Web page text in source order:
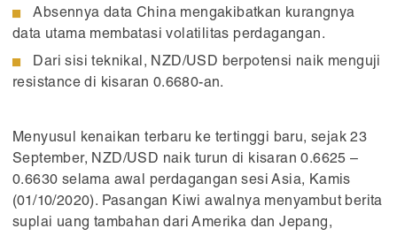
Absennya data China mengakibatkan kurangnya
data utama membatasi volatilitas perdagangan.
Dari sisi teknikal, NZD/USD berpotensi naik menguji
resistance di kisaran 0.6680-an.
Menyusul kenaikan terbaru ke tertinggi baru, sejak 23
September, NZD/USD naik turun di kisaran 0.6625 –
0.6630 selama awal perdagangan sesi Asia, Kamis
(01/10/2020). Pasangan Kiwi awalnya menyambut berita
suplai uang tambahan dari Amerika dan Jepang,